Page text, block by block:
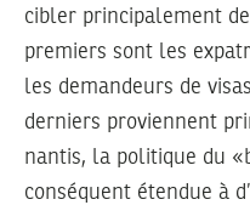
cibler principalement
premiers sont les
les demandeurs de
derniers proviennent
nantis, la politique du
conséquent étendue à